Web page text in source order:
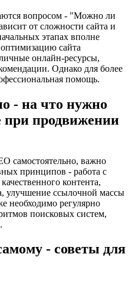
вопросом - "Можно ли
от сложности сайта и
этапах вполне
сайта
онлайн-ресурсы,
Однако для более
помощь.
- на что нужно
при продвижении
самостоятельно, важно
принципов - работа с
контента,
улучшение ссылочной массы
необходимо регулярно
поисковых систем,
- советы для